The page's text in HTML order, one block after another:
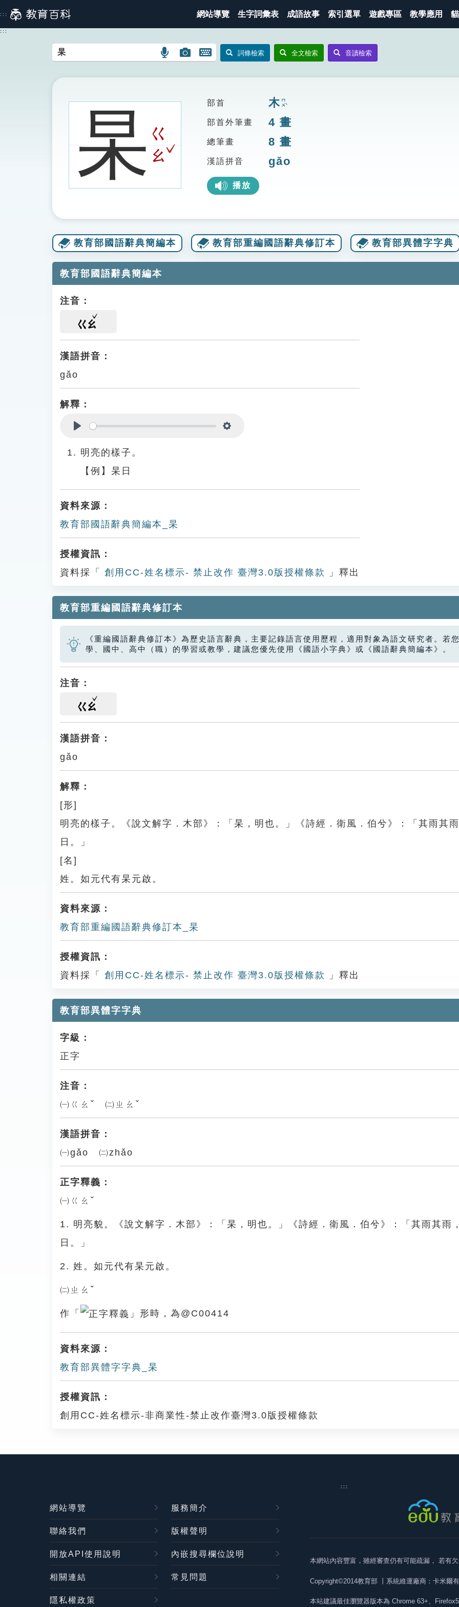
到
主
::: 網站導覽 生字詞彙表 成語故事 索引選單 遊戲專區 教學應用
:::
語
搜
圖
圖
搜
開
鍵
圖
詞條檢索 全文檢索 音讀檢索
杲ㄍ
ㄠ
ˇ
部首 木ㄇㄨˋ
部首外筆畫 4 畫
總筆畫 8 畫
漢語拼音 gǎo
播放
教育部國語辭典簡編本 教育部重編國語辭典修訂本 教育部異體字字典
教育部國語辭典簡編本
注音：
ㄍㄠ
漢語拼音：
gǎo
解釋：
明亮的樣子。
【例】杲日
資料來源：
教育部國語辭典簡編本_杲
授權資訊：
資料採「
創用CC-姓名標示- 禁止改作 臺灣3.0版授權條款 」釋出
教育部重編國語辭典修訂本
《重編國語辭典修訂本》為歷史語言辭典，主要記錄語言使用歷程，適用對象為語文研究者。若
學、國中、高中（職）的學習或教學，建議您優先使用《國語小字典》或《國語辭典簡編本》。
注音：
ㄍㄠ
漢語拼音：
gǎo
解釋：
[形]
明亮的樣子。《說文解字．木部》：「杲，明也。」《詩經．衛風．伯兮》：「其雨其
日。」
[名]
姓。如元代有杲元啟。
資料來源：
教育部重編國語辭典修訂本_杲
授權資訊：
資料採「
創用CC-姓名標示- 禁止改作 臺灣3.0版授權條款 」釋出
教育部異體字字典
字級：
正字
注音：
㈠ㄍㄠˇ ㈡ㄓㄠˇ
漢語拼音：
㈠gǎo ㈡zhǎo
正字釋義：
㈠ㄍㄠˇ
1. 明亮貌。《說文解字．木部》：「杲，明也。」《詩經．衛風．伯兮》：「其雨其雨
日。」
2. 姓。如元代有杲元啟。
㈡ㄓㄠˇ
作「 」形時，為@C00414
資料來源：
教育部異體字字典_杲
授權資訊：
創用CC-姓名標示-非商業性-禁止改作臺灣3.0版授權條款
:::
網站導覽 服務簡介
聯絡我們 版權聲明
開放API使用說明 內嵌搜尋欄位說明
相關連結 常見問題
隱私權政策
本網站內容豐富，雖經審查仍有可能疏漏， 若有
Copyright©2014教育部 丨系統維運廠商：卡米爾
本站建議最佳瀏覽器版本為 Chrome 63+、